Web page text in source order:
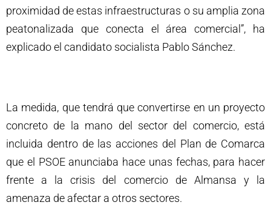
proximidad de estas infraestructuras o su amplia zona
peatonalizada que conecta el área comercial”, ha
explicado el candidato socialista Pablo Sánchez.
La medida, que tendrá que convertirse en un proyecto
concreto de la mano del sector del comercio, está
incluida dentro de las acciones del Plan de Comarca
que el PSOE anunciaba hace unas fechas, para hacer
frente a la crisis del comercio de Almansa y la
amenaza de afectar a otros sectores.